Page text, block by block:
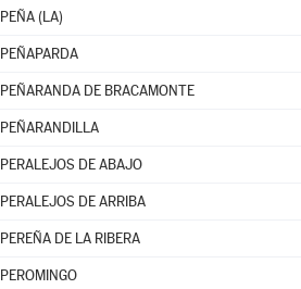
PEÑA (LA)
PEÑAPARDA
PEÑARANDA DE BRACAMONTE
PEÑARANDILLA
PERALEJOS DE ABAJO
PERALEJOS DE ARRIBA
PEREÑA DE LA RIBERA
PEROMINGO